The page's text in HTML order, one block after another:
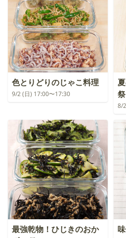
色とりどりのじゃこ料理
9/2 (日) 17:00〜17:30
8/
最強乾物！ひじきのおか